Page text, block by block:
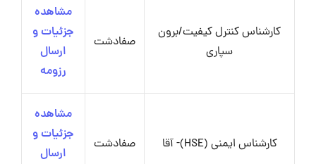
کارشناس کنترل کیفیت/برون
سپاری
صفادشت
مشاهده
جزئیات و
ارسال
رزومه
کارشناس ایمنی (HSE)- آقا صفادشت
مشاهده
جزئیات و
ارسال